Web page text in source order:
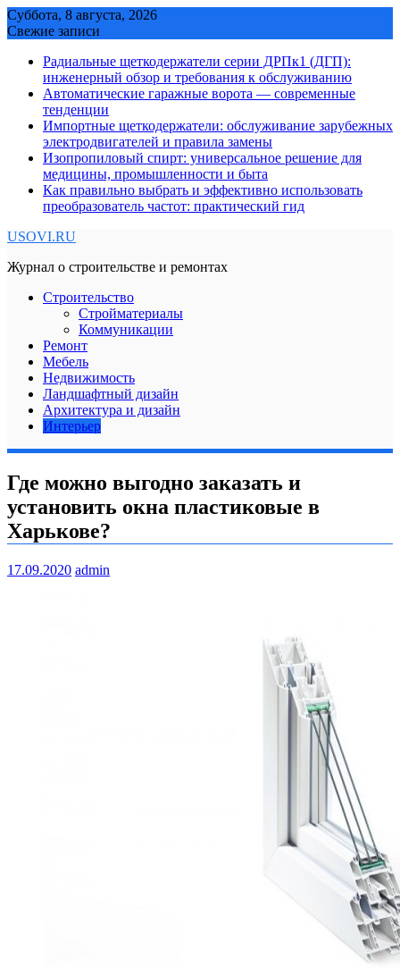
Skip
to
Суббота, 8 августа, 2026
Свежие записи
Радиальные щеткодержатели серии ДРПк1 (ДГП):
инженерный обзор и требования к обслуживанию
Автоматические гаражные ворота — современные
тенденции
Импортные щеткодержатели: обслуживание зарубежных
электродвигателей и правила замены
Изопропиловый спирт: универсальное решение для
медицины, промышленности и быта
Как правильно выбрать и эффективно использовать
преобразователь частот: практический гид
USOVI.RU
Журнал о строительстве и ремонтах
Строительство
Стройматериалы
Коммуникации
Ремонт
Мебель
Недвижимость
Ландшафтный дизайн
Архитектура и дизайн
Интерьер
Где можно выгодно заказать и
установить окна пластиковые в
Харькове?
17.09.2020 admin